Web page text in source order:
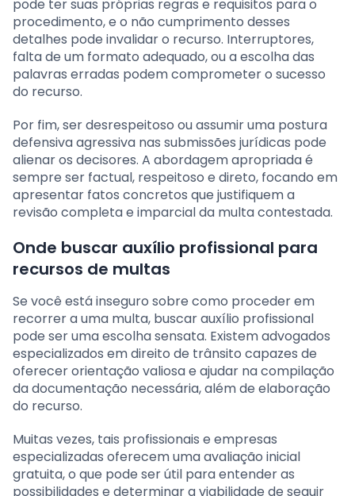
pode ter suas próprias regras e requisitos para o
procedimento, e o não cumprimento desses
detalhes pode invalidar o recurso. Interruptores,
falta de um formato adequado, ou a escolha das
palavras erradas podem comprometer o sucesso
do recurso.
Por fim, ser desrespeitoso ou assumir uma postura
defensiva agressiva nas submissões jurídicas pode
alienar os decisores. A abordagem apropriada é
sempre ser factual, respeitoso e direto, focando em
apresentar fatos concretos que justifiquem a
revisão completa e imparcial da multa contestada.
Onde buscar auxílio profissional para
recursos de multas
Se você está inseguro sobre como proceder em
recorrer a uma multa, buscar auxílio profissional
pode ser uma escolha sensata. Existem advogados
especializados em direito de trânsito capazes de
oferecer orientação valiosa e ajudar na compilação
da documentação necessária, além de elaboração
do recurso.
Muitas vezes, tais profissionais e empresas
especializadas oferecem uma avaliação inicial
gratuita, o que pode ser útil para entender as
possibilidades e determinar a viabilidade de seguir